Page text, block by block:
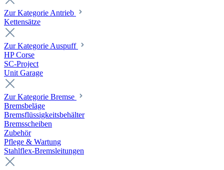
Zur Kategorie Antrieb
Kettensätze
Zur Kategorie Auspuff
HP Corse
SC-Project
Unit Garage
Zur Kategorie Bremse
Bremsbeläge
Bremsflüssigkeitsbehälter
Bremsscheiben
Zubehör
Pflege & Wartung
Stahlflex-Bremsleitungen